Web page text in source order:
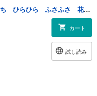
みつけた！ 自然のかたち ひらひら ふさふさ 花のカタチ
カート
試し読み